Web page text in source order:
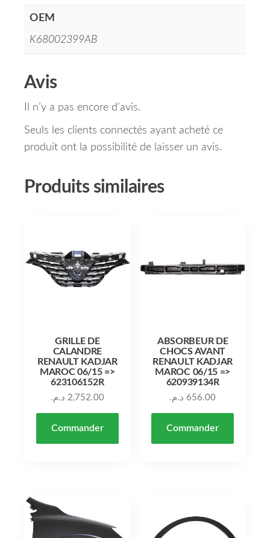
OEM
K68002399AB
Avis
Il n’y a pas encore d’avis.
Seuls les clients connectés ayant acheté ce
produit ont la possibilité de laisser un avis.
Produits similaires
GRILLE DE
CALANDRE
RENAULT KADJAR
MAROC 06/15 =>
623106152R
2,752.00 د.م.
Commander
ABSORBEUR DE
CHOCS AVANT
RENAULT KADJAR
MAROC 06/15 =>
620939134R
656.00 د.م.
Commander